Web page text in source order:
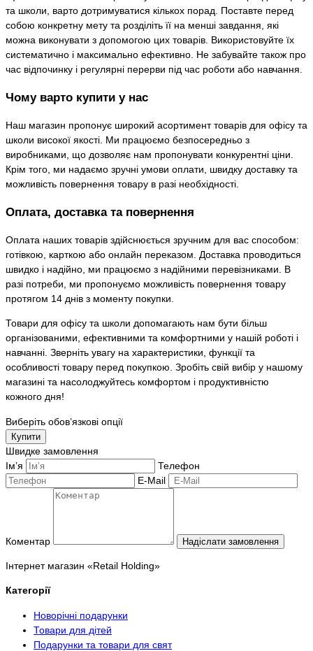
та школи, варто дотримуватися кількох порад. Поставте перед
собою конкретну мету та розділіть її на менші завдання, які
можна виконувати з допомогою цих товарів. Використовуйте їх
систематично і максимально ефективно. Не забувайте також про
час відпочинку і регулярні перерви під час роботи або навчання.
Чому варто купити у нас
Наш магазин пропонує широкий асортимент товарів для офісу та
школи високої якості. Ми працюємо безпосередньо з
виробниками, що дозволяє нам пропонувати конкурентні ціни.
Крім того, ми надаємо зручні умови оплати, швидку доставку та
можливість повернення товару в разі необхідності.
Оплата, доставка та повернення
Оплата наших товарів здійснюється зручним для вас способом:
готівкою, карткою або онлайн переказом. Доставка проводиться
швидко і надійно, ми працюємо з надійними перевізниками. В
разі потреби, ми пропонуємо можливість повернення товару
протягом 14 днів з моменту покупки.
Товари для офісу та школи допомагають нам бути більш
організованими, ефективними та комфортними у нашій роботі і
навчанні. Зверніть увагу на характеристики, функції та
особливості товару перед покупкою. Зробіть свій вибір у нашому
магазині та насолоджуйтесь комфортом і продуктивністю
кожного дня!
Виберіть обов’язкові опції
Купити
Швидке замовлення
Ім’я
Телефон
E-Mail
Коментар Надіслати замовлення
Інтернет магазин «Retail Holding»
Категорії
Новорічні подарунки
Товари для дітей
Подарунки та товари для свят